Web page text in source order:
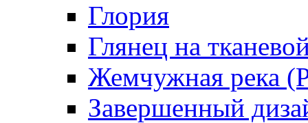
Глория
Глянец на
Жемчужная река
Завершенный